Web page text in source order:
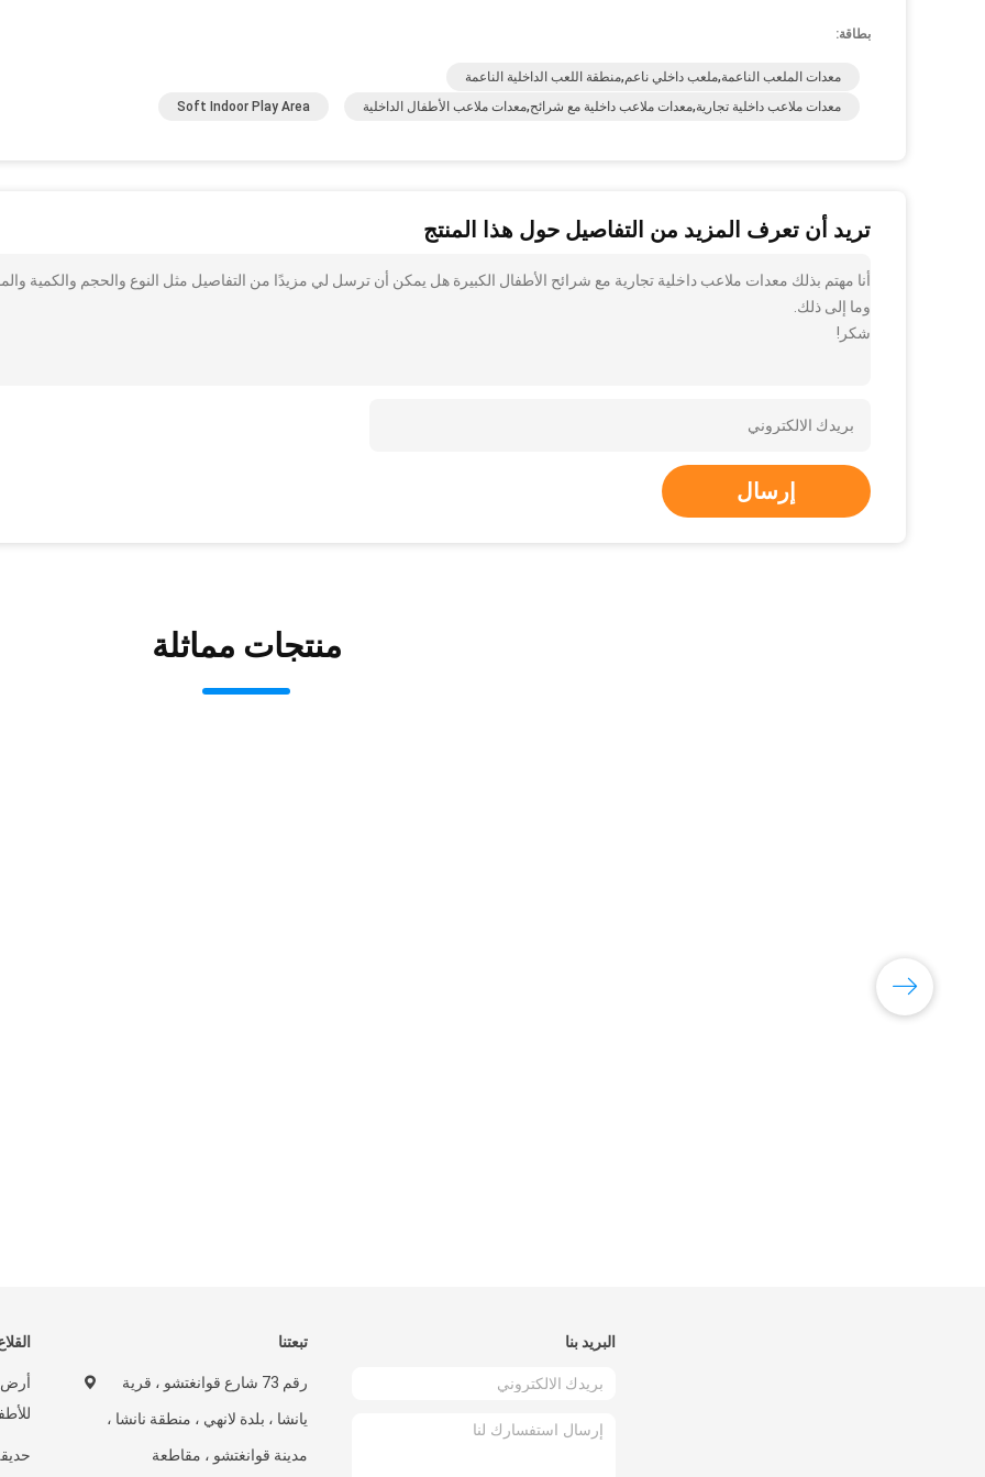
بطاقة:
معدات الملعب الناعمة,ملعب داخلي ناعم,منطقة اللعب الداخلية الناعمة
معدات ملاعب داخلية تجارية,معدات ملاعب داخلية مع شرائح,معدات ملاعب الأطفال الداخلية
Soft Indoor Play Area
تريد أن تعرف المزيد من التفاصيل حول هذا المنتج
أنا مهتم بذلك معدات ملاعب داخلية تجارية مع شرائح الأطفال الكبيرة هل يمكن أن ترسل لي مزيدًا من التفاصيل مثل النوع والحجم والكمية
وما إلى ذلك.
شكر!
إرسال
منتجات مماثلة
أرض
تبعتنا
رقم 73 شارع قوانغتشو ، قرية
يانشا ، بلدة لانهي ، منطقة نانشا ،
مدينة قوانغتشو ، مقاطعة
البريد بنا